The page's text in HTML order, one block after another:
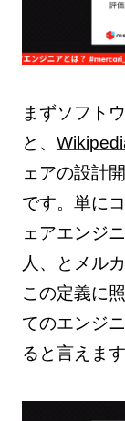
まずソフト
と、
ェアの設計
です。単に
ェアエンジ
人、とメル
この定義に
てのエンジ
ると言えます